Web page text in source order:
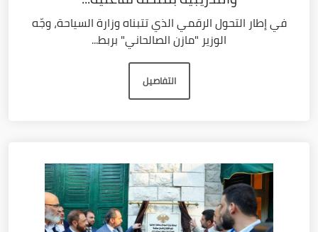
في إطار التحول الرقمي الذي تتبناه وزارة السياحة، وجّه
الوزير "مازن الصالحاني" بربط...
التفاصيل